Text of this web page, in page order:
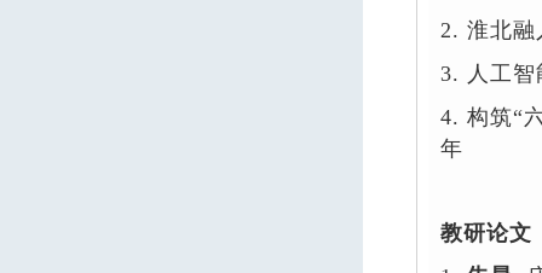
2. 淮北融
3. 人工
4. 构筑“
年
教研论文